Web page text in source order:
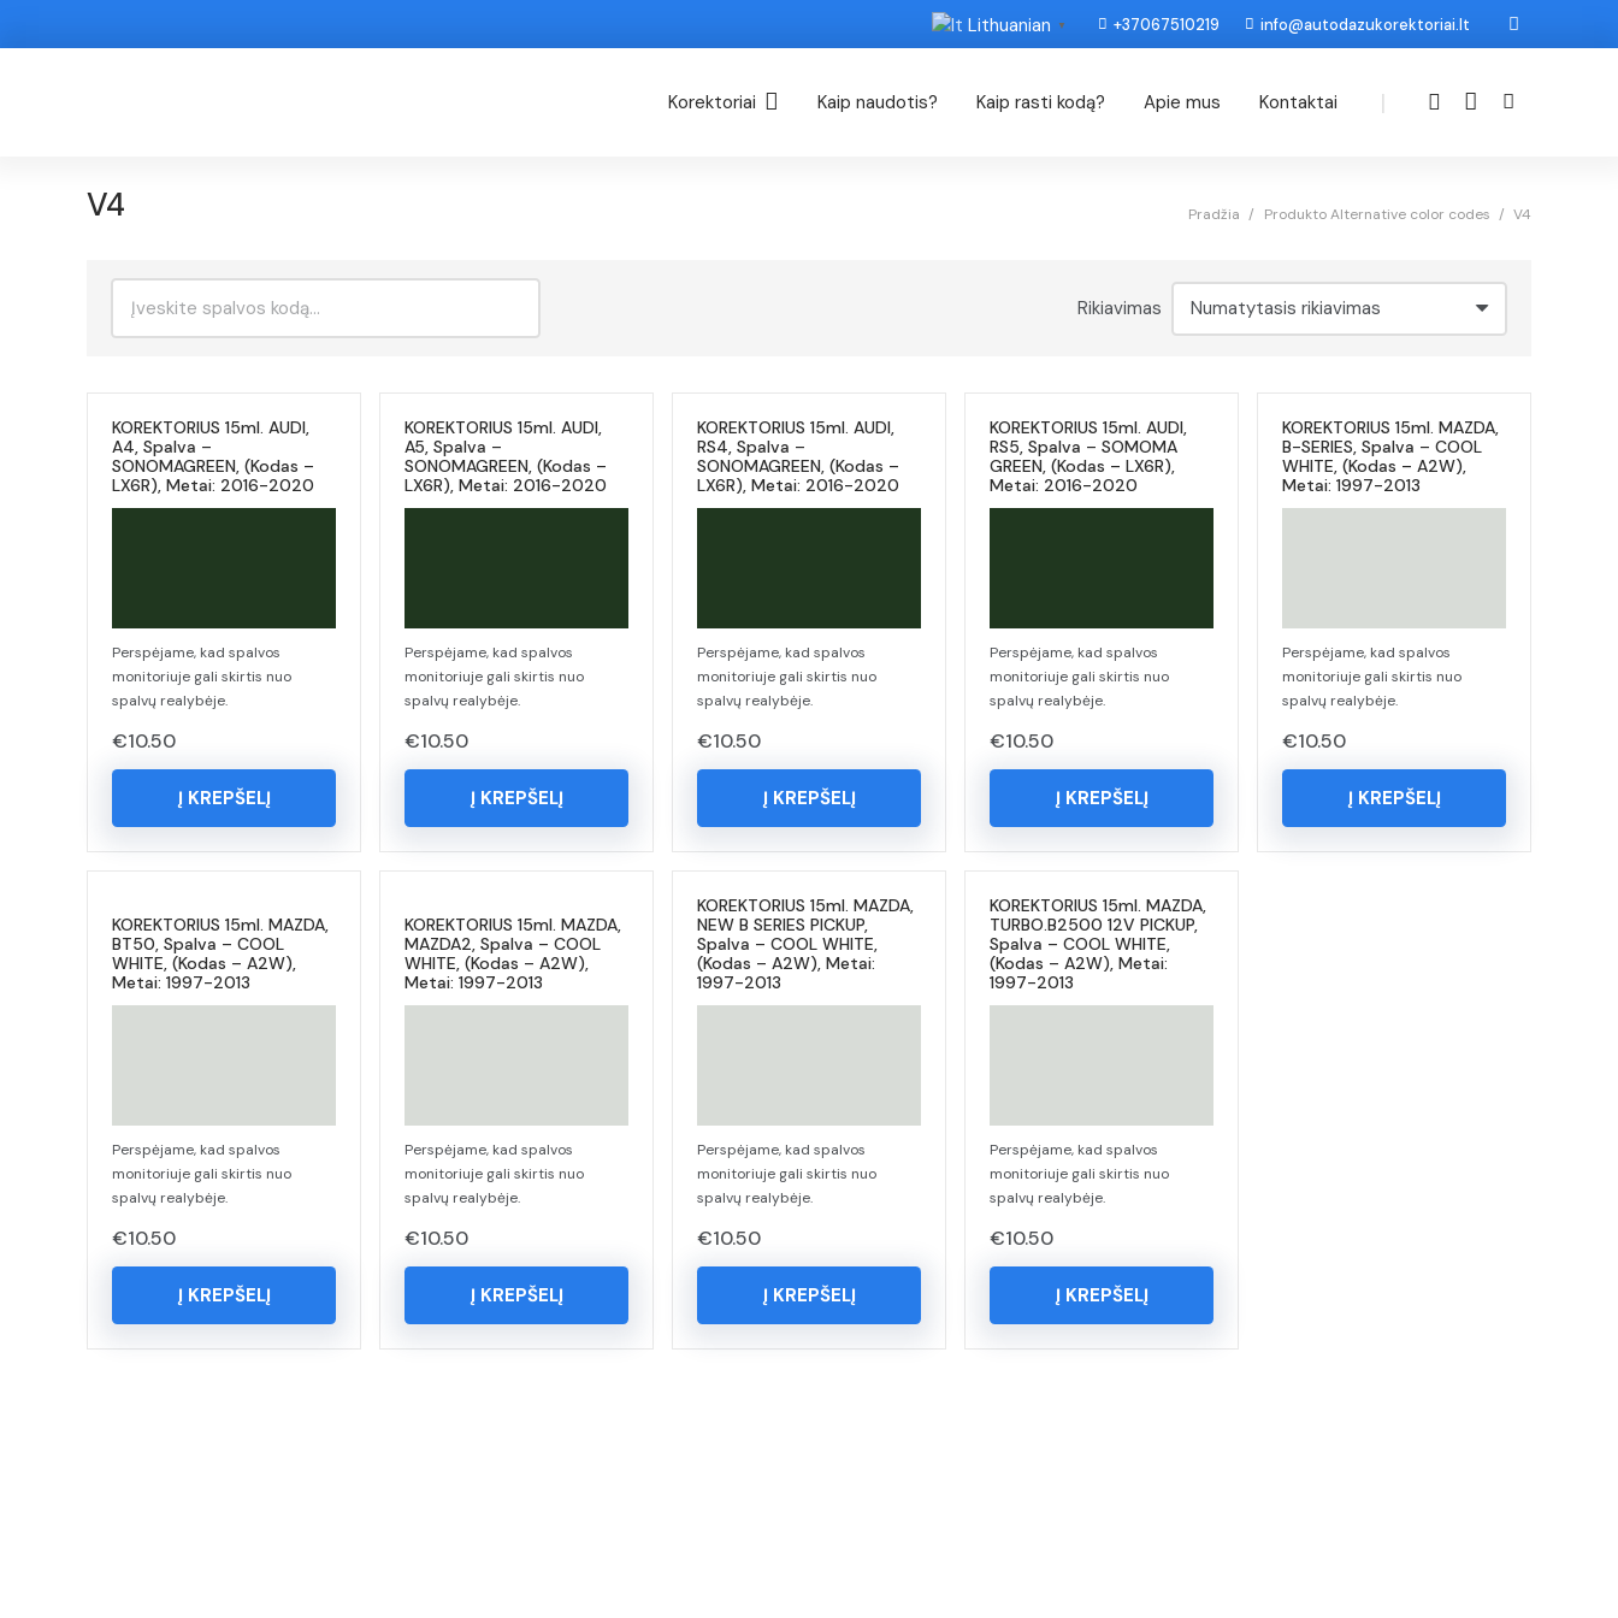
Lithuanian ▼ +37067510219 info@autodazukorektoriai.lt
Korektoriai Kaip naudotis? Kaip rasti kodą? Apie mus Kontaktai |
V4 Pradžia / Produkto Alternative color codes / V4
Rikiavimas
KOREKTORIUS 15ml. AUDI,
A4, Spalva –
SONOMAGREEN, (Kodas –
LX6R), Metai: 2016-2020
Perspėjame, kad spalvos
monitoriuje gali skirtis nuo
spalvų realybėje.
€10.50
Į KREPŠELĮ
KOREKTORIUS 15ml. AUDI,
A5, Spalva –
SONOMAGREEN, (Kodas –
LX6R), Metai: 2016-2020
Perspėjame, kad spalvos
monitoriuje gali skirtis nuo
spalvų realybėje.
€10.50
Į KREPŠELĮ
KOREKTORIUS 15ml. AUDI,
RS4, Spalva –
SONOMAGREEN, (Kodas –
LX6R), Metai: 2016-2020
Perspėjame, kad spalvos
monitoriuje gali skirtis nuo
spalvų realybėje.
€10.50
Į KREPŠELĮ
KOREKTORIUS 15ml. AUDI,
RS5, Spalva – SOMOMA
GREEN, (Kodas – LX6R),
Metai: 2016-2020
Perspėjame, kad spalvos
monitoriuje gali skirtis nuo
spalvų realybėje.
€10.50
Į KREPŠELĮ
KOREKTORIUS 15ml. MAZDA,
B-SERIES, Spalva – COOL
WHITE, (Kodas – A2W),
Metai: 1997-2013
Perspėjame, kad spalvos
monitoriuje gali skirtis nuo
spalvų realybėje.
€10.50
Į KREPŠELĮ
KOREKTORIUS 15ml. MAZDA,
BT50, Spalva – COOL
WHITE, (Kodas – A2W),
Metai: 1997-2013
Perspėjame, kad spalvos
monitoriuje gali skirtis nuo
spalvų realybėje.
€10.50
Į KREPŠELĮ
KOREKTORIUS 15ml. MAZDA,
MAZDA2, Spalva – COOL
WHITE, (Kodas – A2W),
Metai: 1997-2013
Perspėjame, kad spalvos
monitoriuje gali skirtis nuo
spalvų realybėje.
€10.50
Į KREPŠELĮ
KOREKTORIUS 15ml. MAZDA,
NEW B SERIES PICKUP,
Spalva – COOL WHITE,
(Kodas – A2W), Metai:
1997-2013
Perspėjame, kad spalvos
monitoriuje gali skirtis nuo
spalvų realybėje.
€10.50
Į KREPŠELĮ
KOREKTORIUS 15ml. MAZDA,
TURBO.B2500 12V PICKUP,
Spalva – COOL WHITE,
(Kodas – A2W), Metai:
1997-2013
Perspėjame, kad spalvos
monitoriuje gali skirtis nuo
spalvų realybėje.
€10.50
Į KREPŠELĮ